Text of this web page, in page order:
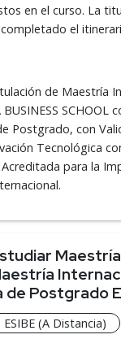
en el curso. La
el
de Maestría
Postgrado, con
Tecnológica
para la
Postgrado
(A Distancia)